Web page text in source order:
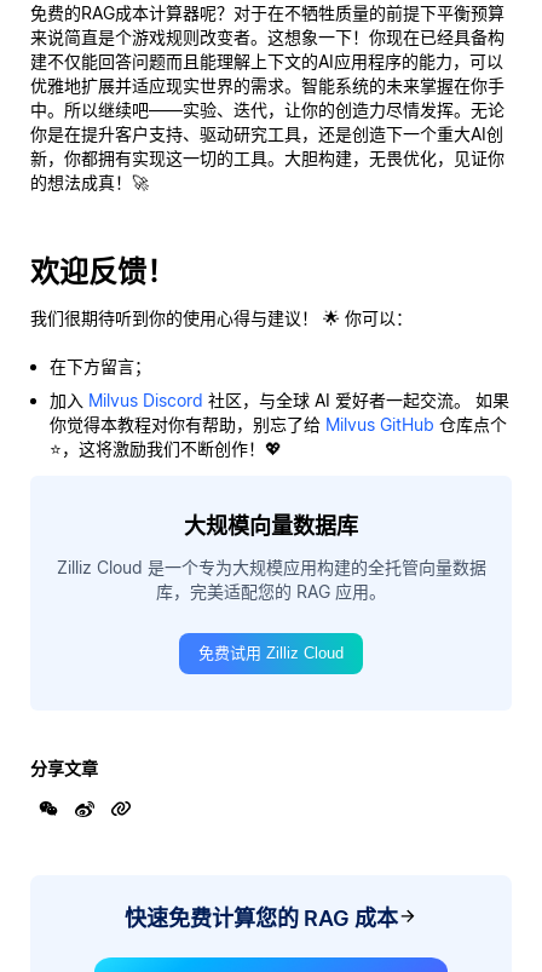
免费的RAG成本计算器呢？对于在不牺牲质量的前提下平衡预算
来说简直是个游戏规则改变者。这想象一下！你现在已经具备构
建不仅能回答问题而且能理解 上下文的AI应用程序的能力，可以
优雅地扩展并适应现实世界的需求。智能系统的未来掌握在你手
中。所以继续吧——实验、迭代，让你的创造力尽情发挥。无论
你是在提升客户支持、驱动研究工具，还是创造下一个重大AI创
新，你都拥有实现这一切的工具。大胆构建，无畏优化，见证你
的想法成真！🚀
欢迎反馈！
我们很期待听到你的使用心得与建议！ 🌟 你可以：
在下方留言；
加入 Milvus Discord 社区，与全球 AI 爱好者一起交流。 如果
你觉得本教程对你有帮助，别忘了给 Milvus GitHub 仓库点个
⭐，这将激励我们不断创作！💖
大规模向量数据库
Zilliz Cloud 是一个专为大规模应用构建的全托管向量数据
库，完美适配您的 RAG 应用。
免费试用 Zilliz Cloud
分享文章
快速免费计算您的 RAG 成本